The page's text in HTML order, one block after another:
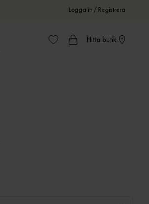
Logga in / Registrera
Hitta butik